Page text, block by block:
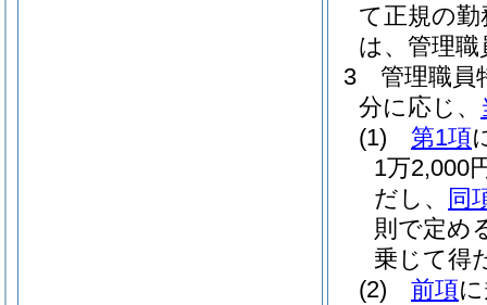
て正規の
は、管理
3
管理職員
分に応じ、
(1)
第1項
1万2,000
だし、
同
則で定め
乗じて得
(2)
前項